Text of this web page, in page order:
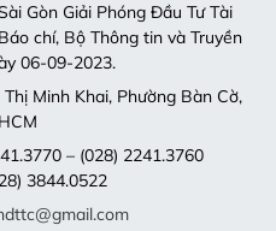
Gòn Giải Phóng Đầu Tư Tài
chí, Bộ Thông tin và Truyền
06-09-2023.
Minh Khai, Phường Bàn Cờ,
– (028) 2241.3760
3844.0522